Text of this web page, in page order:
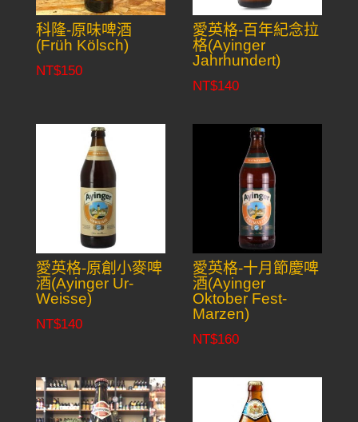
科隆-原味啤酒
(Früh Kölsch)
NT$150
愛英格-百年紀念拉
格(Ayinger
Jahrhundert)
NT$140
愛英格-原創小麥啤
酒(Ayinger Ur-
Weisse)
NT$140
愛英格-十月節慶啤
酒(Ayinger
Oktober Fest-
Marzen)
NT$160